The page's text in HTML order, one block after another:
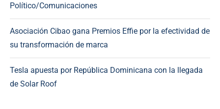
Político/Comunicaciones
Asociación Cibao gana Premios Effie por la efectividad de
su transformación de marca
Tesla apuesta por República Dominicana con la llegada
de Solar Roof